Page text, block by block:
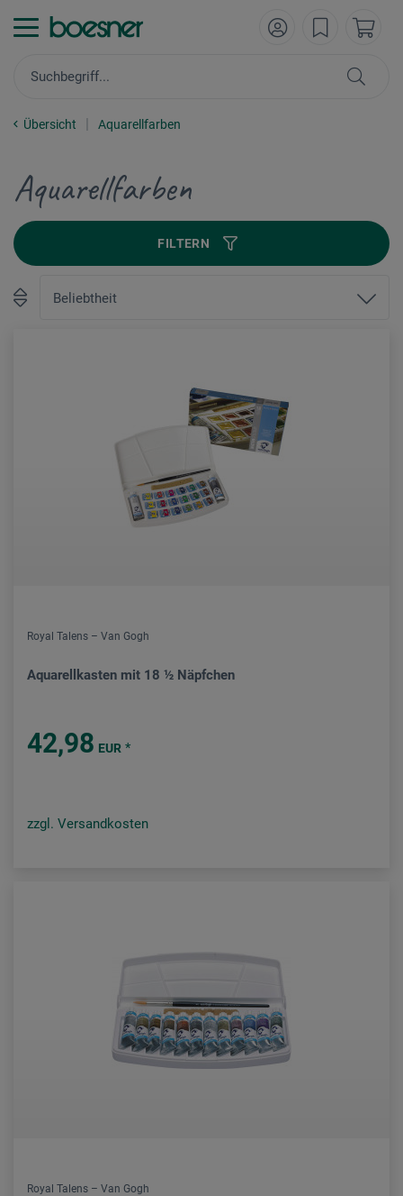
Übersicht Aquarellfarben
Aquarellfarben
FILTERN
Royal Talens – Van Gogh
Aquarellkasten mit 18 ½ Näpfchen
42,98 EUR *
zzgl. Versandkosten
Royal Talens – Van Gogh